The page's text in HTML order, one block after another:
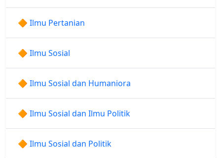
🔶 Ilmu Pertanian
🔶 Ilmu Sosial
🔶 Ilmu Sosial dan Humaniora
🔶 Ilmu Sosial dan Ilmu Politik
🔶 Ilmu Sosial dan Politik